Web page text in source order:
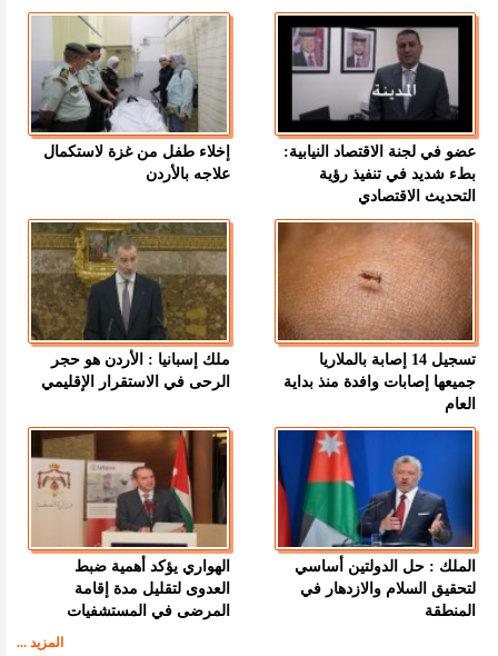
عضو في لجنة الاقتصاد النيابية:
بطء شديد في تنفيذ رؤية
التحديث الاقتصادي
إخلاء طفل من غزة لاستكمال
علاجه بالأردن
تسجيل 14 إصابة بالملاريا
جميعها إصابات وافدة منذ بداية
العام
ملك إسبانيا : الأردن هو حجر
الرحى في الاستقرار الإقليمي
الملك : حل الدولتين أساسي
لتحقيق السلام والازدهار في
المنطقة
الهواري يؤكد أهمية ضبط
العدوى لتقليل مدة إقامة
المرضى في المستشفيات
المزيد ...